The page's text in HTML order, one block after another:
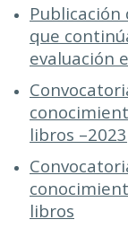
que
evaluación
libros –2023
libros